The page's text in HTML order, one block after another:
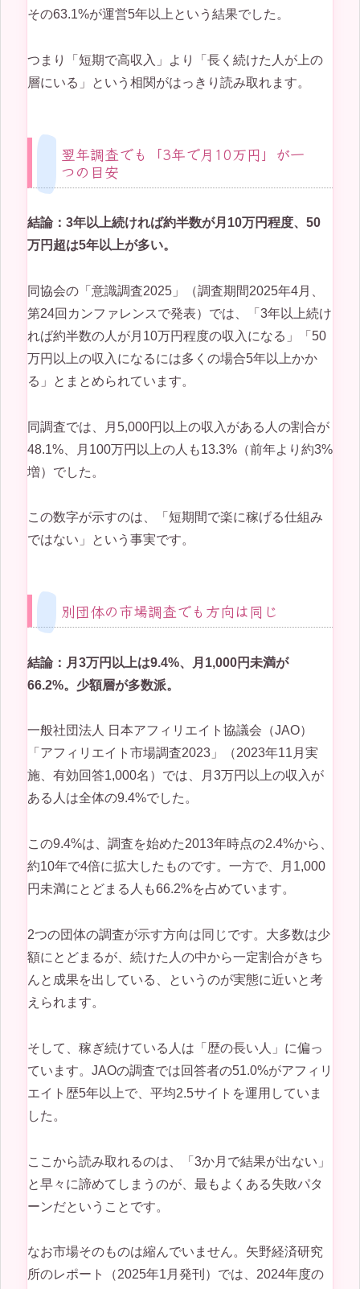
その63.1%が運営5年以上という結果でした。
つまり「短期で高収入」より「長く続けた人が上の
層にいる」という相関がはっきり読み取れます。
翌年調査でも「3年で月10万円」が一
つの目安
結論：3年以上続ければ約半数が月10万円程度、50
万円超は5年以上が多い。
同協会の「意識調査2025」（調査期間2025年4月、
第24回カンファレンスで発表）では、「3年以上続け
れば約半数の人が月10万円程度の収入になる」「50
万円以上の収入になるには多くの場合5年以上かか
る」とまとめられています。
同調査では、月5,000円以上の収入がある人の割合が
48.1%、月100万円以上の人も13.3%（前年より約3%
増）でした。
この数字が示すのは、「短期間で楽に稼げる仕組み
ではない」という事実です。
別団体の市場調査でも方向は同じ
結論：月3万円以上は9.4%、月1,000円未満が
66.2%。少額層が多数派。
一般社団法人 日本アフィリエイト協議会（JAO）
「アフィリエイト市場調査2023」（2023年11月実
施、有効回答1,000名）では、月3万円以上の収入が
ある人は全体の9.4%でした。
この9.4%は、調査を始めた2013年時点の2.4%から、
約10年で4倍に拡大したものです。一方で、月1,000
円未満にとどまる人も66.2%を占めています。
2つの団体の調査が示す方向は同じです。大多数は少
額にとどまるが、続けた人の中から一定割合がきち
んと成果を出している、というのが実態に近いと考
えられます。
そして、稼ぎ続けている人は「歴の長い人」に偏っ
ています。JAOの調査では回答者の51.0%がアフィリ
エイト歴5年以上で、平均2.5サイトを運用していま
した。
ここから読み取れるのは、「3か月で結果が出ない」
と早々に諦めてしまうのが、最もよくある失敗パタ
ーンだということです。
なお市場そのものは縮んでいません。矢野経済研究
所のレポート（2025年1月発刊）では、2024年度の